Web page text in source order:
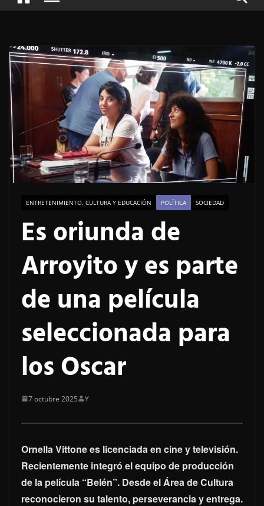
ENTRETENIMIENTO, CULTURA Y EDUCACIÓN POLÍTICA SOCIEDAD
Es oriunda de
Arroyito y es parte
de una película
seleccionada para
los Oscar
7 octubre 2025 Y
Ornella Vittone es licenciada en cine y televisión.
Recientemente integró el equipo de producción
de la película “Belén”. Desde el Área de Cultura
reconocieron su talento, perseverancia y entrega.